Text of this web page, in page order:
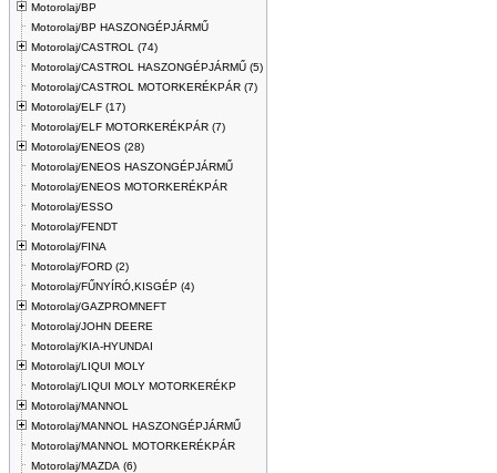
Motorolaj/BP
Motorolaj/BP HASZONGÉPJÁRMŰ
Motorolaj/CASTROL (74)
Motorolaj/CASTROL HASZONGÉPJÁRMŰ (5)
Motorolaj/CASTROL MOTORKERÉKPÁR (7)
Motorolaj/ELF (17)
Motorolaj/ELF MOTORKERÉKPÁR (7)
Motorolaj/ENEOS (28)
Motorolaj/ENEOS HASZONGÉPJÁRMŰ
Motorolaj/ENEOS MOTORKERÉKPÁR
Motorolaj/ESSO
Motorolaj/FENDT
Motorolaj/FINA
Motorolaj/FORD (2)
Motorolaj/FŰNYÍRÓ,KISGÉP (4)
Motorolaj/GAZPROMNEFT
Motorolaj/JOHN DEERE
Motorolaj/KIA-HYUNDAI
Motorolaj/LIQUI MOLY
Motorolaj/LIQUI MOLY MOTORKERÉKP
Motorolaj/MANNOL
Motorolaj/MANNOL HASZONGÉPJÁRMŰ
Motorolaj/MANNOL MOTORKERÉKPÁR
Motorolaj/MAZDA (6)